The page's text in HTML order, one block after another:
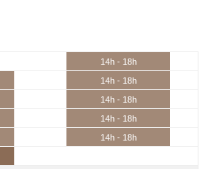
14h - 18h
14h - 18h
14h - 18h
14h - 18h
14h - 18h